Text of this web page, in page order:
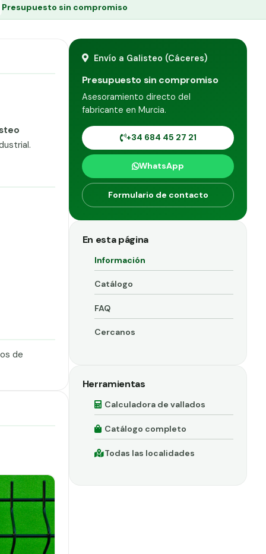
Presupuesto sin compromiso
de
Envío a Galisteo (Cáceres)
Presupuesto sin compromiso
Asesoramiento directo del
fabricante en Murcia.
+34 684 45 27 21
WhatsApp
Formulario de contacto
En esta página
Información
Catálogo
FAQ
Cercanos
Herramientas
Calculadora de vallados
Catálogo completo
Todas las localidades